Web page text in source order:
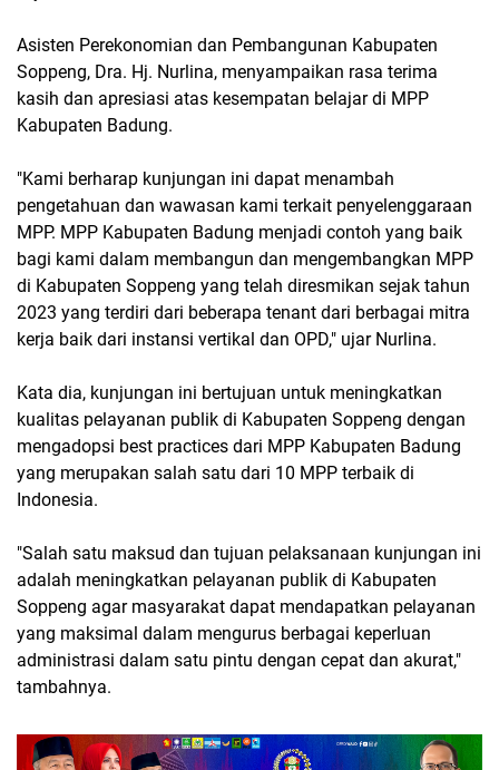
Asisten Perekonomian dan Pembangunan Kabupaten
Soppeng, Dra. Hj. Nurlina, menyampaikan rasa terima
kasih dan apresiasi atas kesempatan belajar di MPP
Kabupaten Badung.
"Kami berharap kunjungan ini dapat menambah
pengetahuan dan wawasan kami terkait penyelenggaraan
MPP. MPP Kabupaten Badung menjadi contoh yang baik
bagi kami dalam membangun dan mengembangkan MPP
di Kabupaten Soppeng yang telah diresmikan sejak tahun
2023 yang terdiri dari beberapa tenant dari berbagai mitra
kerja baik dari instansi vertikal dan OPD," ujar Nurlina.
Kata dia, kunjungan ini bertujuan untuk meningkatkan
kualitas pelayanan publik di Kabupaten Soppeng dengan
mengadopsi best practices dari MPP Kabupaten Badung
yang merupakan salah satu dari 10 MPP terbaik di
Indonesia.
"Salah satu maksud dan tujuan pelaksanaan kunjungan ini
adalah meningkatkan pelayanan publik di Kabupaten
Soppeng agar masyarakat dapat mendapatkan pelayanan
yang maksimal dalam mengurus berbagai keperluan
administrasi dalam satu pintu dengan cepat dan akurat,"
tambahnya.